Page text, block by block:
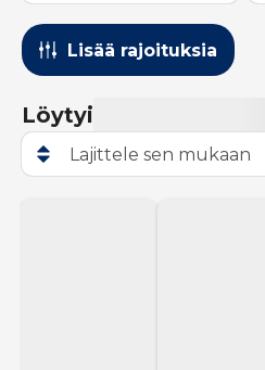
Lisää rajoituksia
Löytyi